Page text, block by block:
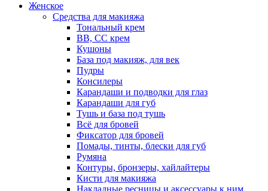
Женское
Средства для макияжа
Тональный крем
BB, CC крем
Кушоны
База под макияж, для век
Пудры
Консилеры
Карандаши и подводки для глаз
Карандаши для губ
Тушь и база под тушь
Всё для бровей
Фиксатор для бровей
Помады, тинты, блески для губ
Румяна
Контуры, бронзеры, хайлайтеры
Кисти для макияжа